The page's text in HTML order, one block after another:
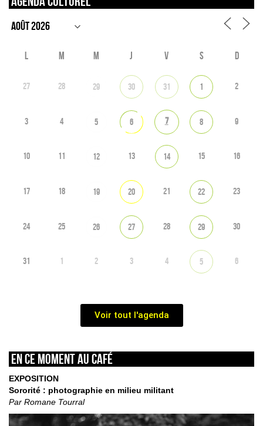
L M M J V S D
27 28 29 30 31 1 2
3 4 5 6 7 8 9
10 11 12 13 14 15 16
17 18 19 20 21 22 23
24 25 26 27 28 29 30
31 1 2 3 4 5 6
Voir tout l'agenda
En ce moment au café
EXPOSITION
Sororité : photographie en milieu militant
Par Romane Tourral